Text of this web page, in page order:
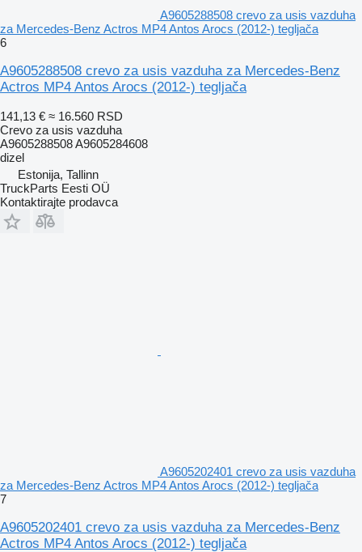
A9605288508 crevo za usis vazduha
za Mercedes-Benz Actros MP4 Antos Arocs (2012-) tegljača
6
A9605288508 crevo za usis vazduha za Mercedes-Benz
Actros MP4 Antos Arocs (2012-) tegljača
141,13 € ≈ 16.560 RSD
Crevo za usis vazduha
A9605288508 A9605284608
dizel
Estonija, Tallinn
TruckParts Eesti OÜ
Kontaktirajte prodavca
A9605202401 crevo za usis vazduha
za Mercedes-Benz Actros MP4 Antos Arocs (2012-) tegljača
7
A9605202401 crevo za usis vazduha za Mercedes-Benz
Actros MP4 Antos Arocs (2012-) tegljača